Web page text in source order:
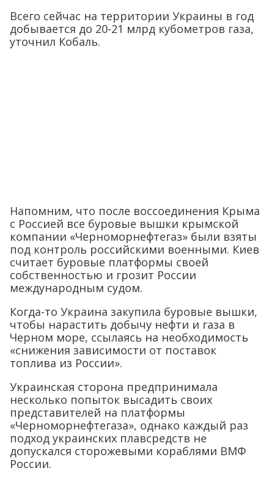
Всего сейчас на территории Украины в год
добывается до 20-21 млрд кубометров газа,
уточнил Кобаль.
Напомним, что после воссоединения Крыма
с Россией все буровые вышки крымской
компании «Черноморнефтегаз» были взяты
под контроль российскими военными. Киев
считает буровые платформы своей
собственностью и грозит России
международным судом.
Когда-то Украина закупила буровые вышки,
чтобы нарастить добычу нефти и газа в
Черном море, ссылаясь на необходимость
«снижения зависимости от поставок
топлива из России».
Украинская сторона предпринимала
несколько попыток высадить своих
представителей на платформы
«Черноморнефтегаза», однако каждый раз
подход украинских плавсредств не
допускался сторожевыми кораблями ВМФ
России.